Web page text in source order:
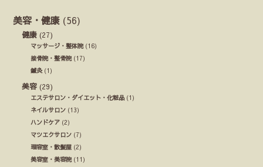
美容・健康 (56)
健康 (27)
マッサージ・整体院(16)
接骨院・整骨院(17)
鍼灸(1)
美容 (29)
エステサロン・ダイエット・化粧品 (1)
ネイルサロン (13)
ハンドケア (2)
マツエクサロン (7)
理容室・散髪屋 (2)
美容室・美容院(11)